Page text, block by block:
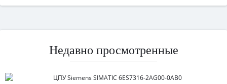
Недавно просмотренные